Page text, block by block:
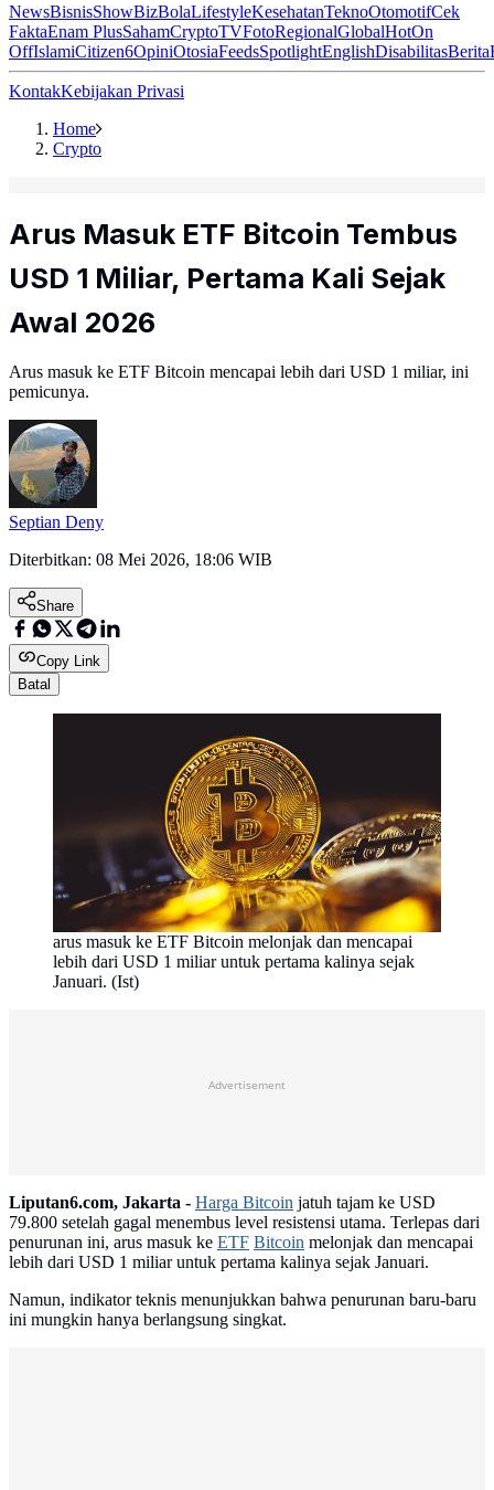
NewsBisnisShowBizBolaLifestyleKesehatanTeknoOtomotifCek
FaktaEnam PlusSahamCryptoTVFotoRegionalGlobalHotOn
OffIslamiCitizen6OpiniOtosiaFeedsSpotlightEnglishDisabilitasBerita
KontakKebijakan Privasi
Home
Crypto
Arus Masuk ETF Bitcoin Tembus
USD 1 Miliar, Pertama Kali Sejak
Awal 2026
Arus masuk ke ETF Bitcoin mencapai lebih dari USD 1 miliar, ini
pemicunya.
Septian Deny
Diterbitkan: 08 Mei 2026, 18:06 WIB
Share
Copy Link
Batal
arus masuk ke ETF Bitcoin melonjak dan mencapai
lebih dari USD 1 miliar untuk pertama kalinya sejak
Januari. (Ist)
Advertisement
Liputan6.com, Jakarta - Harga Bitcoin jatuh tajam ke USD
79.800 setelah gagal menembus level resistensi utama. Terlepas dari
penurunan ini, arus masuk ke ETF Bitcoin melonjak dan mencapai
lebih dari USD 1 miliar untuk pertama kalinya sejak Januari.
Namun, indikator teknis menunjukkan bahwa penurunan baru-baru
ini mungkin hanya berlangsung singkat.